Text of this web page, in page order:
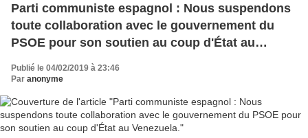
Parti communiste espagnol : Nous suspendons
toute collaboration avec le gouvernement du
PSOE pour son soutien au coup d'État au
Publié le 04/02/2019 à 23:46
Par anonyme